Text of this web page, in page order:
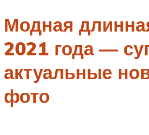
Модная
2021 года —
актуальные
фото